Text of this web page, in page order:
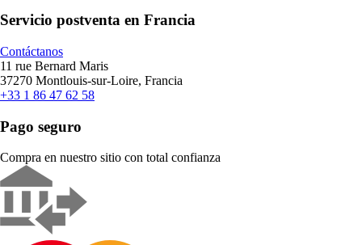
Servicio postventa en Francia
Contáctanos
11 rue Bernard Maris
37270 Montlouis-sur-Loire, Francia
+33 1 86 47 62 58
Pago seguro
Compra en nuestro sitio con total confianza